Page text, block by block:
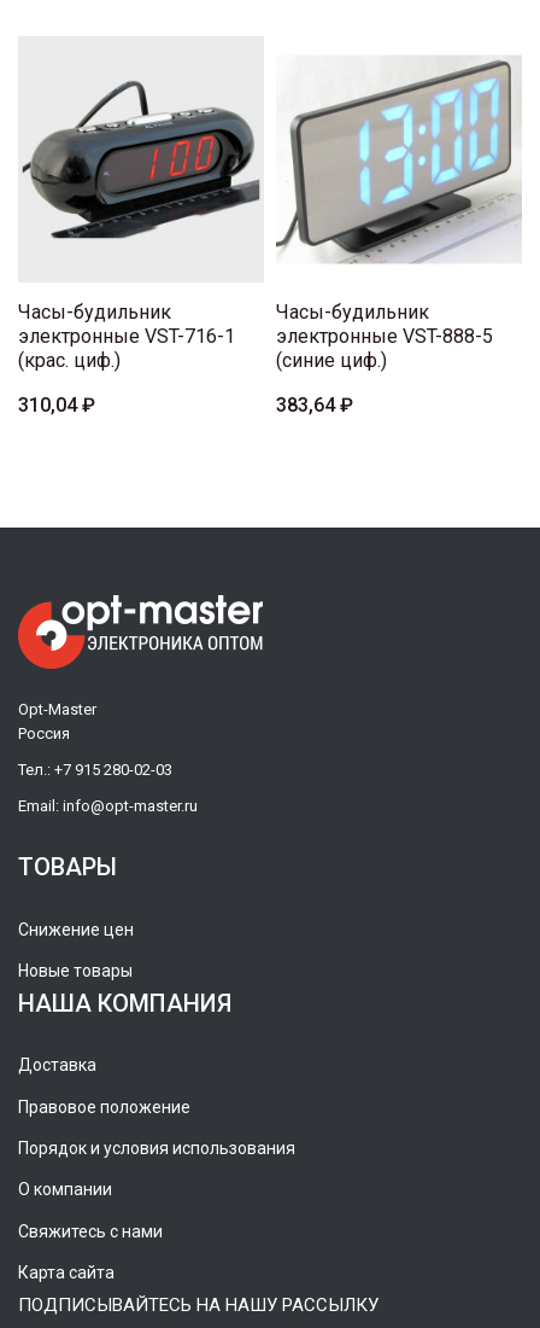
Часы-будильник
электронные VST-716-1
(крас. циф.)
310,04 ₽
Часы-будильник
электронные VST-888-5
(синие циф.)
383,64 ₽
Opt-Master
Россия
Тел.: +7 915 280-02-03
Email: info@opt-master.ru
ТОВАРЫ
Снижение цен
Новые товары
НАША КОМПАНИЯ
Доставка
Правовое положение
Порядок и условия использования
О компании
Свяжитесь с нами
Карта сайта
ПОДПИСЫВАЙТЕСЬ НА НАШУ РАССЫЛКУ